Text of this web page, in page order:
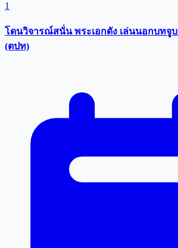
1
โดนวิจารณ์สนั่น พระเอกดัง เล่นนอกบทจู
(ตปท)